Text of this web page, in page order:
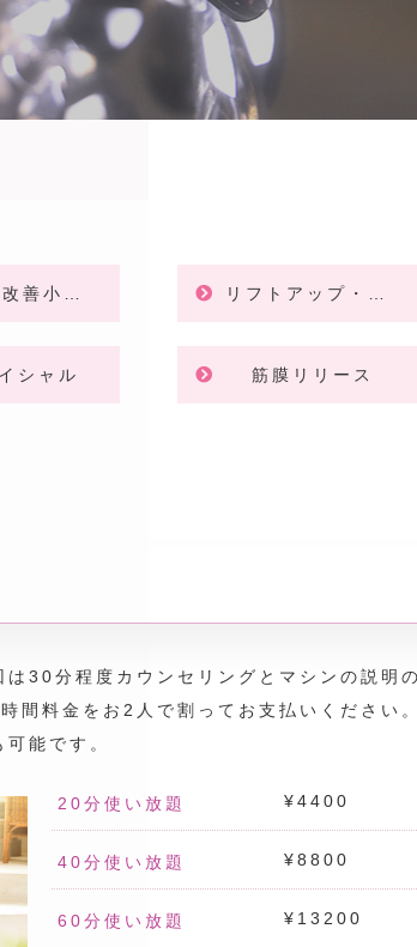
顔プラン リフトアップ・痩身マシン－facial & body－
シャル 筋膜リリース
30分程度カウンセリングとマシンの説明
間料金をお2人で割ってお支払いください。
能です。
20分使い放題 ¥4400
40分使い放題 ¥8800
60分使い放題 ¥13200